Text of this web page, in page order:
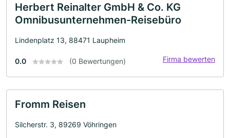
Herbert Reinalter GmbH & Co. KG
Omnibusunternehmen-Reisebüro
Lindenplatz 13, 88471 Laupheim
0.0 (0 Bewertungen) Firma bewerten
Fromm Reisen
Silcherstr. 3, 89269 Vöhringen